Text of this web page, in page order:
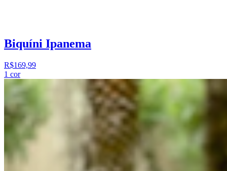
Biquíni Ipanema
R$169,99
1 cor